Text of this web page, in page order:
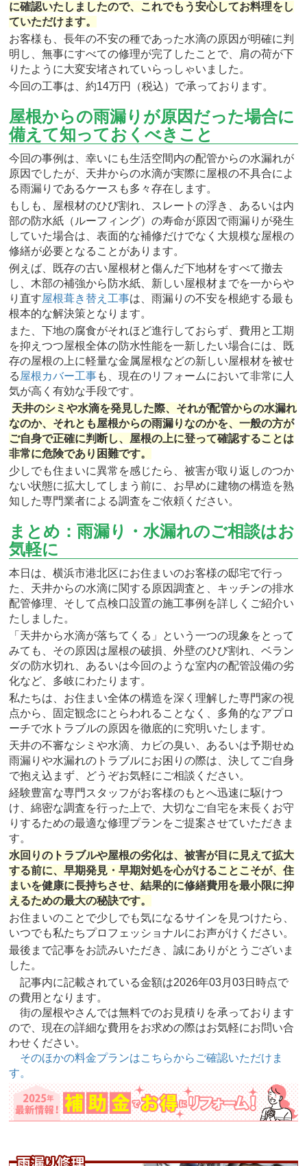
に確認いたしましたので、これでもう安心してお料理をし
ていただけます。
お客様も、長年の不安の種であった水滴の原因が明確に判
明し、無事にすべての修理が完了したことで、肩の荷が下
りたように大変安堵されていらっしゃいました。
今回の工事は、約14万円（税込）で承っております。
屋根からの雨漏りが原因だった場合に
備えて知っておくべきこと
今回の事例は、幸いにも生活空間内の配管からの水漏れが
原因でしたが、天井からの水滴が実際に屋根の不具合によ
る雨漏りであるケースも多々存在します。
もしも、屋根材のひび割れ、スレートの浮き、あるいは内
部の防水紙（ルーフィング）の寿命が原因で雨漏りが発生
していた場合は、表面的な補修だけでなく大規模な屋根の
修繕が必要となることがあります。
例えば、既存の古い屋根材と傷んだ下地材をすべて撤去
し、木部の補強から防水紙、新しい屋根材までを一からや
り直す屋根葺き替え工事は、雨漏りの不安を根絶する最も
根本的な解決策となります。
また、下地の腐食がそれほど進行しておらず、費用と工期
を抑えつつ屋根全体の防水性能を一新したい場合には、既
存の屋根の上に軽量な金属屋根などの新しい屋根材を被せ
る 屋根カバー工事も、現在のリフォームにおいて非常に人
気が高く有効な手段です。
天井のシミや水滴を発見した際、それが配管からの水漏れ
なのか、それとも屋根からの雨漏りなのかを、一般の方が
ご自身で正確に判断し、屋根の上に登って確認することは
非常に危険であり困難です。
少しでも住まいに異常を感じたら、被害が取り返しのつか
ない状態に拡大してしまう前に、お早めに建物の構造を熟
知した専門業者による調査をご依頼ください。
まとめ：雨漏り・水漏れのご相談はお
気軽に
本日は、横浜市港北区にお住まいのお客様の邸宅で行っ
た、天井からの水滴に関する原因調査と、キッチンの排水
配管修理、そして点検口設置の施工事例を詳しくご紹介い
たしました。
「天井から水滴が落ちてくる」という一つの現象をとって
みても、その原因は屋根の破損、外壁のひび割れ、ベラン
ダの防水切れ、あるいは今回のような室内の配管設備の劣
化など、多岐にわたります。
私たちは、お住まい全体の構造を深く理解した専門家の視
点から、固定観念にとらわれることなく、多角的なアプロ
ーチで水トラブルの原因を徹底的に究明いたします。
天井の不審なシミや水滴、カビの臭い、あるいは予期せぬ
雨漏りや水漏れのトラブルにお困りの際は、決してご自身
で抱え込まず、どうぞお気軽にご相談ください。
経験豊富な専門スタッフがお客様のもとへ迅速に駆けつ
け、綿密な調査を行った上で、大切なご自宅を末長くお守
りするための最適な修理プランをご提案させていただきま
す。
水回りのトラブルや屋根の劣化は、被害が目に見えて拡大
する前に、早期発見・早期対処を心がけることこそが、住
まいを健康に長持ちさせ、結果的に修繕費用を最小限に抑
えるための最大の秘訣です。
お住まいのことで少しでも気になるサインを見つけたら、
いつでも私たちプロフェッショナルにお声がけください。
最後まで記事をお読みいただき、誠にありがとうございま
した。
記事内に記載されている金額は2026年03月03日時点で
の費用となります。
街の屋根やさんでは無料でのお見積りを承っております
ので、現在の詳細な費用をお求めの際はお気軽にお問い合
わせください。
そのほかの料金プランはこちらからご確認いただけま
す。